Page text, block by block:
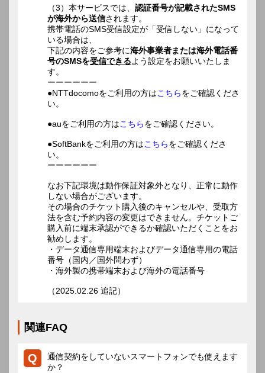
（3）本サービスでは、 認証番号が記載されたSMS
が海外から送信されます。
携帯電話のSMS受信設定が「受信しない」になって
いる場合は、
下記の内容をご参考に海外事業者または海外電話番
号のSMSを受信できるよう設定をお願いいたしま
す。
ーーーーーー
●NTTdocomoをご利用の方はこちらをご確認くださ
い。
●auをご利用の方はこちらをご確認ください。
●SoftBankをご利用の方はこちらをご確認くださ
い。
ーーーーーー
なお下記環境は動作保証対象外となり、正常に動作
しない場合がございます。
その場合のチケット購入後のキャンセルや、受取方
法を含む予約内容の変更はできません。チケットご
購入前に端末承認ができるか確認いただくことをお
勧めします。
・データ通信専用端末およびデータ通信専用の電話
番号（国内／国外問わず）
・海外製の携帯端末および海外の電話番号
（2025.02.26 追記）
関連FAQ
通信契約をしていないスマートフォンでも使えます
か？